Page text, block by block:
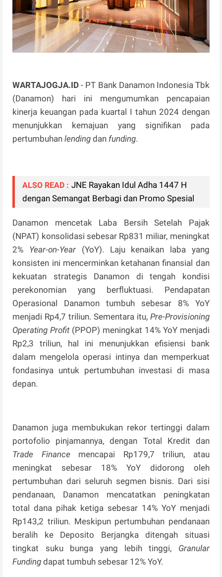
WARTAJOGJA.ID - PT Bank Danamon Indonesia Tbk
(Danamon) hari ini mengumumkan pencapaian
kinerja keuangan pada kuartal I tahun 2024 dengan
menunjukkan kemajuan yang signifikan pada
pertumbuhanlending dan funding.
ALSO READ : JNE Rayakan Idul Adha 1447 H
dengan Semangat Berbagi dan Promo Spesial
Danamon mencetak Laba Bersih Setelah Pajak
(NPAT) konsolidasi sebesar Rp831 miliar, meningkat
2% Year-on-Year (YoY). Laju kenaikan laba yang
konsisten ini mencerminkan ketahanan finansial dan
kekuatan strategis Danamon di tengah kondisi
perekonomian yang berfluktuasi. Pendapatan
Operasional Danamon tumbuh sebesar 8% YoY
menjadi Rp4,7 triliun. Sementara itu, Pre-Provisioning
Operating Profit (PPOP) meningkat 14% YoY menjadi
Rp2,3 triliun, hal ini menunjukkan efisiensi bank
dalam mengelola operasi intinya dan memperkuat
fondasinya untuk pertumbuhan investasi di masa
depan.
Danamon juga membukukan rekor tertinggi dalam
portofolio pinjamannya, dengan Total Kredit dan
Trade Financemencapai Rp179,7 triliun, atau
meningkat sebesar 18% YoY didorong oleh
pertumbuhan dari seluruh segmen bisnis. Dari sisi
pendanaan, Danamon mencatatkan peningkatan
total dana pihak ketiga sebesar 14% YoY menjadi
Rp143,2 triliun. Meskipun pertumbuhan pendanaan
beralih ke Deposito Berjangka ditengah situasi
tingkat suku bunga yang lebih tinggi, Granular
Funding dapat tumbuh sebesar 12% YoY.